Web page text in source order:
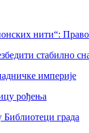
нити“:
стабилно
империје
рођења
Библиотеци града